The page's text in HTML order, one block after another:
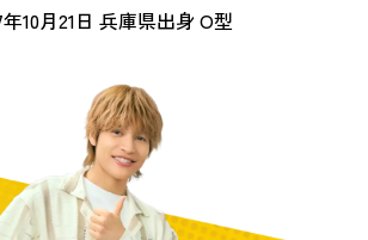
年10月21日 兵庫県出身 O型